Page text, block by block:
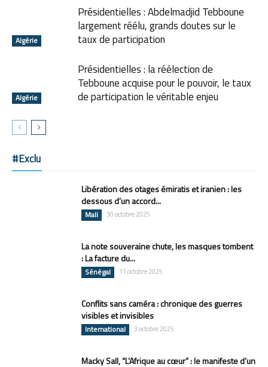
Algérie
Présidentielles : Abdelmadjid Tebboune
largement réélu, grands doutes sur le
taux de participation
Algérie
Présidentielles : la réélection de
Tebboune acquise pour le pouvoir, le taux
de participation le véritable enjeu
#Exclu
Libération des otages émiratis et iranien : les
dessous d’un accord...
Mali 30 octobre 2025
La note souveraine chute, les masques tombent
: La facture du...
Sénégal 11 octobre 2025
Conflits sans caméra : chronique des guerres
visibles et invisibles
International 3 octobre 2025
Macky Sall, “L’Afrique au cœur” : le manifeste d’un